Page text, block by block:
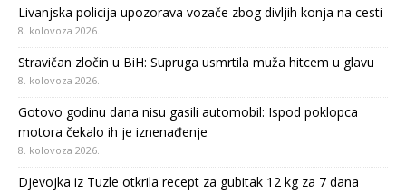
Livanjska policija upozorava vozače zbog divljih konja na cesti
8. kolovoza 2026.
Stravičan zločin u BiH: Supruga usmrtila muža hitcem u glavu
8. kolovoza 2026.
Gotovo godinu dana nisu gasili automobil: Ispod poklopca
motora čekalo ih je iznenađenje
8. kolovoza 2026.
Djevojka iz Tuzle otkrila recept za gubitak 12 kg za 7 dana